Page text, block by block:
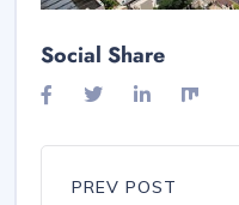
Social Share
PREV POST